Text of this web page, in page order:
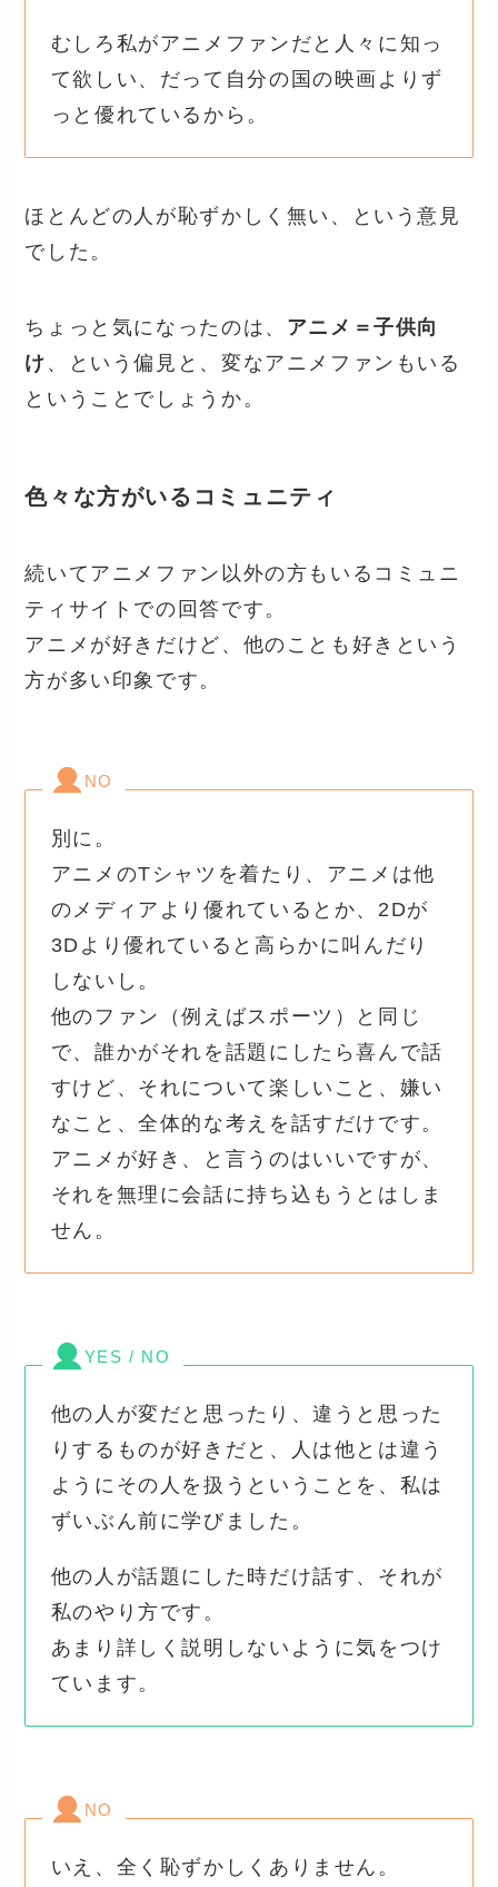
むしろ私がアニメファンだと人々に知っ
て欲しい、だって自分の国の映画よりず
っと優れているから。
ほとんどの人が恥ずかしく無い、という意見
でした。
ちょっと気になったのは、 アニメ＝子供向
け 、という偏見と、変なアニメファンもいる
ということでしょうか。
色々な方がいるコミュニティ
続いてアニメファン以外の方もいるコミュニ
ティサイトでの回答です。
アニメが好きだけど、他のことも好きという
方が多い印象です。
NO
別に。
アニメのTシャツを着たり、アニメは他
のメディアより優れているとか、2Dが
3Dより優れていると高らかに叫んだり
しないし。
他のファン（例えばスポーツ）と同じ
で、誰かがそれを話題にしたら喜んで話
すけど、それについて楽しいこと、嫌い
なこと、全体的な考えを話すだけです。
アニメが好き、と言うのはいいですが、
それを無理に会話に持ち込もうとはしま
せん。
YES / NO
他の人が変だと思ったり、違うと思った
りするものが好きだと、人は他とは違う
ようにその人を扱うということを、私は
ずいぶん前に学びました。
他の人が話題にした時だけ話す、それが
私のやり方です。
あまり詳しく説明しないように気をつけ
ています。
NO
いえ、全く恥ずかしくありません。